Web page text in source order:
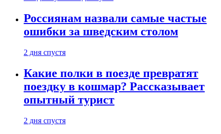
Россиянам назвали самые частые
ошибки за шведским столом
2 дня спустя
Какие полки в поезде превратят
поездку в кошмар? Рассказывает
опытный турист
2 дня спустя